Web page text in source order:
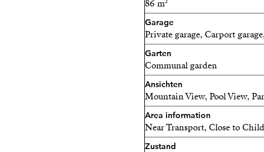
86 m²
Garage
Private garage, Carport
Garten
Communal garden
Ansichten
Mountain View, Pool View,
Area information
Near Transport, Close to
Zustand